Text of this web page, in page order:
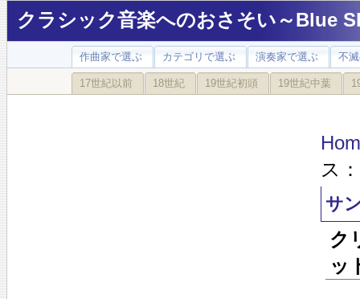
クラシック音楽へのおさそい～Blue
作曲家で選ぶ カテゴリで選ぶ 演奏家で選ぶ 不
17世紀以前 18世紀 19世紀初頭 19世紀中葉
ス
サ
ク
ッ